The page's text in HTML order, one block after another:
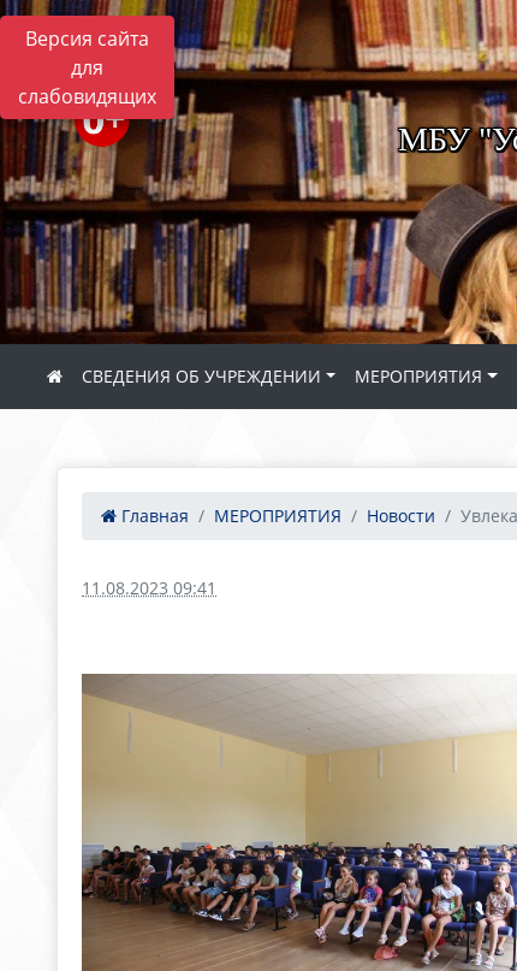
Версия сайта
для
слабовидящих
МБУ
СВЕДЕНИЯ ОБ УЧРЕЖДЕНИИ МЕРОПРИЯТИЯ
Главная МЕРОПРИЯТИЯ Новости
11.08.2023 09:41